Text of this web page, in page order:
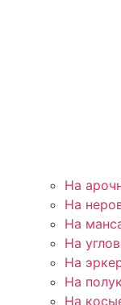
На
На
На
На
На
На
На